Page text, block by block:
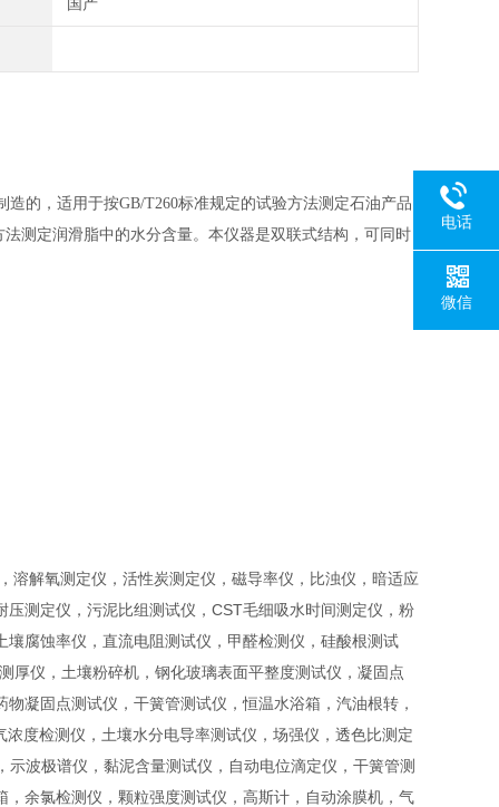
的，适用于按GB/T260标准规定的试验方法测定石油产品
测定润滑脂中的水分含量。本仪器是双联式结构，可同时
溶解氧测定仪，活性炭测定仪，磁导率仪，比浊仪，暗适应
测定仪，污泥比组测试仪，CST毛细吸水时间测定仪，粉
腐蚀率仪，直流电阻测试仪，甲醛检测仪，硅酸根测试
厚仪，土壤粉碎机，钢化玻璃表面平整度测试仪，凝固点
凝固点测试仪，干簧管测试仪，恒温水浴箱，汽油根转，
度检测仪，土壤水分电导率测试仪，场强仪，透色比测定
波极谱仪，黏泥含量测试仪，自动电位滴定仪，干簧管测
余氯检测仪，颗粒强度测试仪，高斯计，自动涂膜机，气
电话
微信